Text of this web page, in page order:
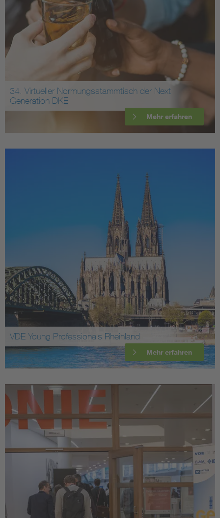
34. Virtueller Normungsstammtisch der Next
Generation DKE
Mehr erfahren
VDE Young Professionals Rheinland
Mehr erfahren